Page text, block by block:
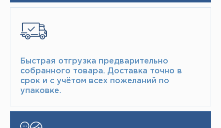
Быстрая отгрузка предварительно
собранного товара.​ Доставка точно в
срок и с учётом всех пожеланий по
упаковке.​